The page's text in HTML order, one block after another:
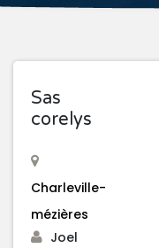
Sas
corelys
Charleville-
mézières
Joel